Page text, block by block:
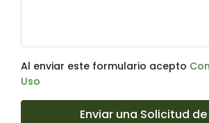
Al enviar este formulario acepto
Uso
Enviar una Solicitud